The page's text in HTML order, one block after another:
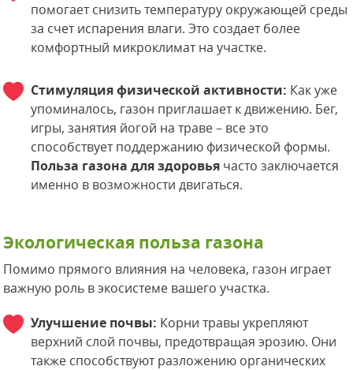
помогает снизить температуру окружающей среды
за счет испарения влаги. Это создает более
комфортный микроклимат на участке.
Стимуляция физической активности: Как уже
упоминалось, газон приглашает к движению. Бег,
игры, занятия йогой на траве – все это
способствует поддержанию физической формы.
Польза газона для здоровья часто заключается
именно в возможности двигаться.
Экологическая польза газона
Помимо прямого влияния на человека, газон играет
важную роль в экосистеме вашего участка.
Улучшение почвы: Корни травы укрепляют
верхний слой почвы, предотвращая эрозию. Они
также способствуют разложению органических